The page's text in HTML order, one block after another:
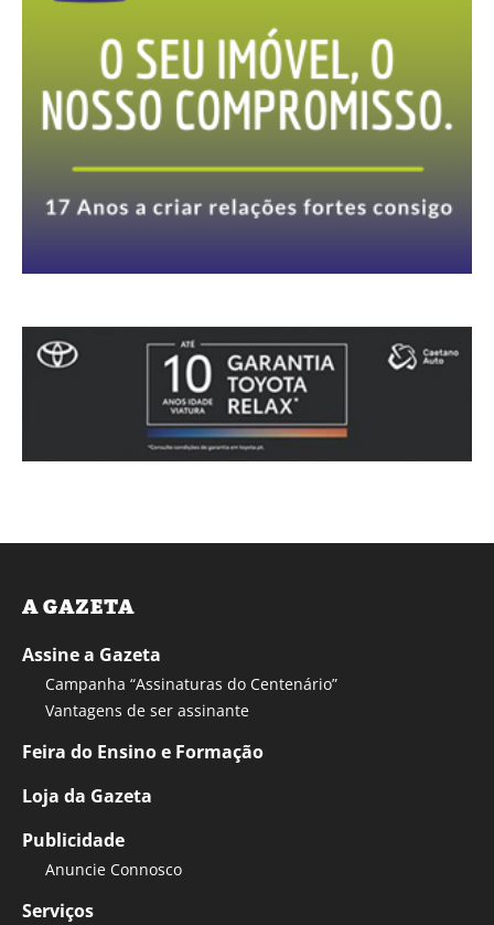
A GAZETA
Assine a Gazeta
Campanha “Assinaturas do Centenário”
Vantagens de ser assinante
Feira do Ensino e Formação
Loja da Gazeta
Publicidade
Anuncie Connosco
Serviços